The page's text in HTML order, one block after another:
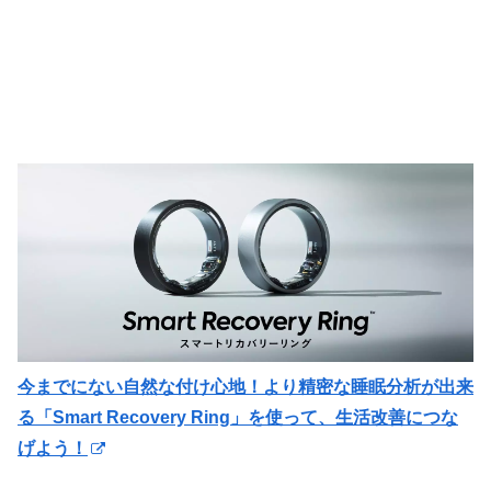
今までにない自然な付け心地！より精密な睡眠分析が出来
る「Smart Recovery Ring」を使って、生活改善につな
げよう！